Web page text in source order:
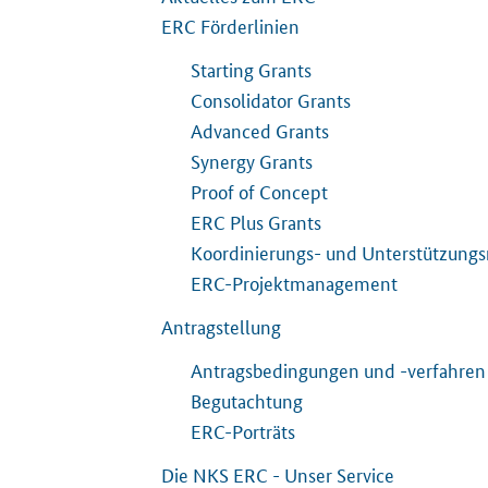
ERC Förderlinien
Starting Grants
Consolidator Grants
Advanced Grants
Synergy Grants
Proof of Concept
ERC Plus Grants
Koordinierungs- und
ERC-Projektmanagement
Antragstellung
Antragsbedingungen und -verfahren
Begutachtung
ERC-Porträts
Die NKS ERC - Unser Service